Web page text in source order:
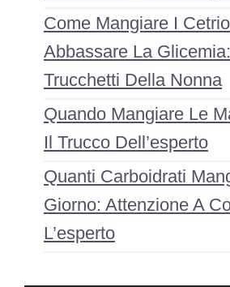
Come Mangiare I
Abbassare La
Trucchetti Della Nonna
Quando Mangiare Le
Il Trucco Dell’esperto
Quanti Carboidrati
Giorno: Attenzione A
L’esperto